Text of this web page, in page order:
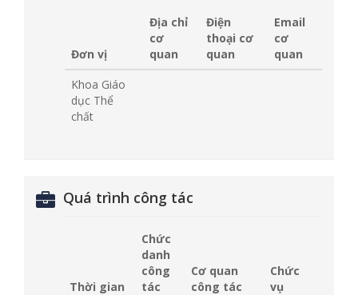
Đơn vị
Địa chỉ
cơ
quan
Điện
thoại cơ
quan
Email
cơ
quan
Khoa Giáo
dục Thể
chất
Quá trình công tác
Thời gian
Chức
danh
công
tác
Cơ quan
công tác
Chức
vụ